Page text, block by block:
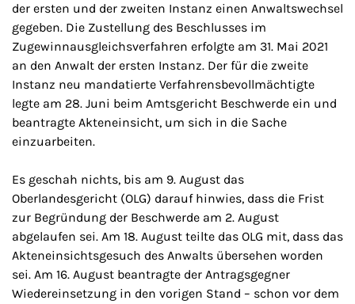
der ersten und der zweiten Instanz einen Anwaltswechsel
gegeben. Die Zustellung des Beschlusses im
Zugewinnausgleichsverfahren erfolgte am 31. Mai 2021
an den Anwalt der ersten Instanz. Der für die zweite
Instanz neu mandatierte Verfahrensbevollmächtigte
legte am 28. Juni beim Amtsgericht Beschwerde ein und
beantragte Akteneinsicht, um sich in die Sache
einzuarbeiten.
Es geschah nichts, bis am 9. August das
Oberlandesgericht (OLG) darauf hinwies, dass die Frist
zur Begründung der Beschwerde am 2. August
abgelaufen sei. Am 18. August teilte das OLG mit, dass das
Akteneinsichtsgesuch des Anwalts übersehen worden
sei. Am 16. August beantragte der Antragsgegner
Wiedereinsetzung in den vorigen Stand – schon vor dem